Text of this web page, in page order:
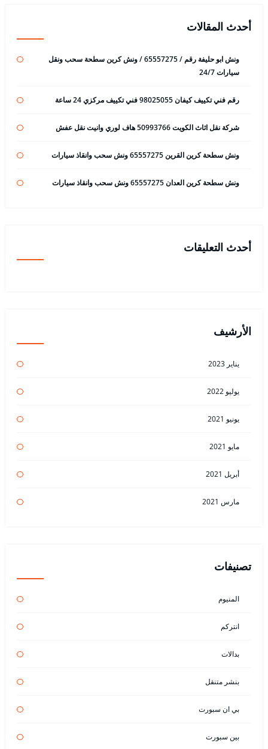
أحدث المقالات
ونش ابو حليفة رقم / 65557275 / ونش كرين سطحة سحب ونقل
سيارات 24/7
رقم فني تكييف كيفان 98025055 فني تكييف مركزي 24 ساعة
شركة نقل اثاث الكويت 50993766 هاف لوري وانيت نقل عفش
ونش سطحة كرين القرين 65557275 ونش سحب وانقاذ سيارات
ونش سطحة كرين العدان 65557275 ونش سحب وانقاذ سيارات
أحدث التعليقات
الأرشيف
يناير 2023
يوليو 2022
يونيو 2021
مايو 2021
أبريل 2021
مارس 2021
تصنيفات
المنيوم
انتركم
بدالات
بنشر متنقل
بي ان سبورت
بين سبورت